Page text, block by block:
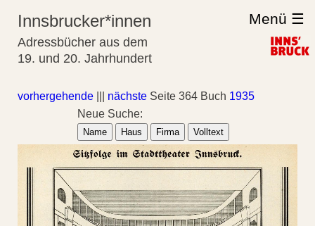
Innsbrucker*innen
Adressbücher aus dem
19. und 20. Jahrhundert
Menü ☰
vorhergehende nächste Seite 364 Buch 1935
Neue Suche:
Name Haus Firma Volltext